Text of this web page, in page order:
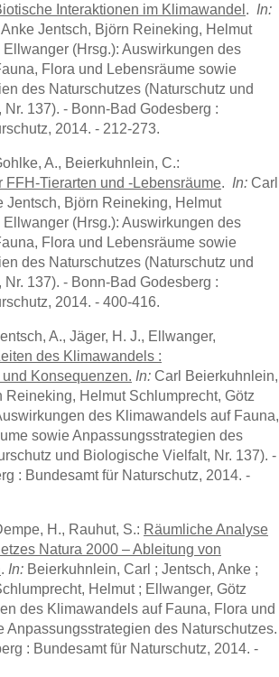
Interaktionen im Klimawandel . In:
Jentsch, Björn Reineking, Helmut
(Hrsg.): Auswirkungen des
Flora und Lebensräume sowie
des Naturschutzes (Naturschutz und
137). - Bonn-Bad Godesberg :
2014. - 212-273.
A., Beierkuhnlein, C.:
FFH-Tierarten und -Lebensräume. In: Carl
Jentsch, Björn Reineking, Helmut
(Hrsg.): Auswirkungen des
Flora und Lebensräume sowie
des Naturschutzes (Naturschutz und
137). - Bonn-Bad Godesberg :
2014. - 400-416.
A., Jäger, H. J., Ellwanger,
des Klimawandels :
Konsequenzen. In: Carl Beierkuhnlein,
Reineking, Helmut Schlumprecht, Götz
des Klimawandels auf Fauna,
sowie Anpassungsstrategien des
und Biologische Vielfalt, Nr. 137). -
: Bundesamt für Naturschutz, 2014. -
H., Rauhut, S.: Räumliche Analyse
Natura 2000 – Ableitung von
. In: Beierkuhnlein, Carl ; Jentsch, Anke ;
Helmut ; Ellwanger, Götz
des Klimawandels auf Fauna, Flora und
Anpassungsstrategien des Naturschutzes.
: Bundesamt für Naturschutz, 2014. -